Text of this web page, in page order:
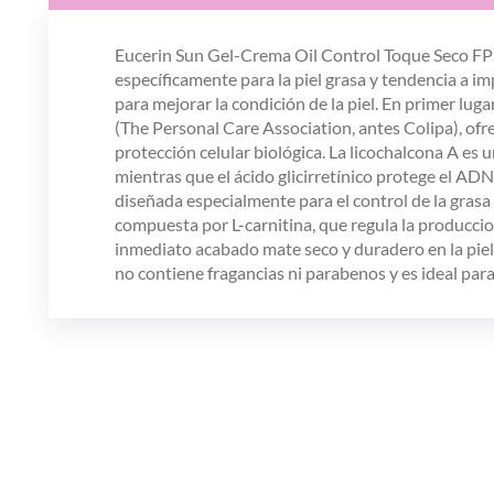
Eucerin Sun Gel-Crema Oil Control Toque Seco
específicamente para la piel grasa y tendencia a
para mejorar la condición de la piel. En primer
(The Personal Care Association, antes Colipa),
protección celular biológica. La licochalcona A es
mientras que el ácido glicirretínico protege el
diseñada especialmente para el control de la
compuesta por L-carnitina, que regula la
inmediato acabado mate seco y duradero en la
no contiene fragancias ni parabenos y es ideal